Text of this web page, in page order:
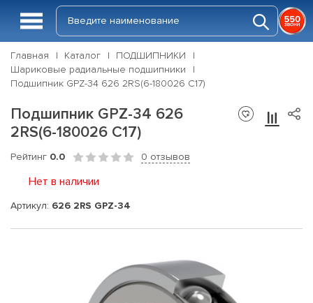
Главная Каталог
ПОДШИПНИКИ
Шариковые радиальные подшипники
Подшипник GPZ-34 626 2RS(6-180026 C17)
Подшипник GPZ-34 626
2RS(6-180026 C17)
Рейтинг 0.0 0 отзывов
Нет в наличии
Артикул: 626 2RS GPZ-34